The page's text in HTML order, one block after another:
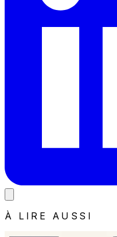
À LIRE AUSSI